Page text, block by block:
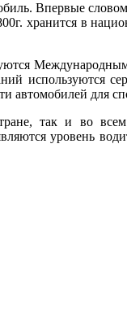
Впервые
хранится в
используются
автомобилей для
так и во
уровень